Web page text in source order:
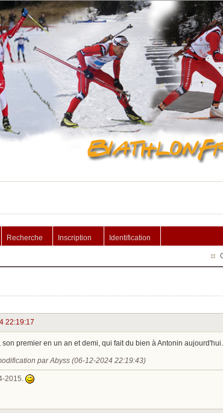
Recherche Inscription Identification
22:19:17
son premier en un an et demi, qui fait du bien à Antonin
par Abyss (06-12-2024 22:19:43)
2015.